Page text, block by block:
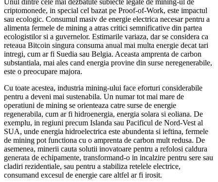
criptomonede, in special cel bazat pe Proof-of-Work, este impactul
sau ecologic. Consumul masiv de energie electrica necesar pentru a
alimenta fermele de mining a atras critici semnificative din partea
ecologistilor si a guvernelor. Estimarile variaza, dar se considera ca
reteaua Bitcoin singura consuma anual mai multa energie decat tari
intregi, cum ar fi Suedia sau Belgia. Aceasta amprenta de carbon
substantiala, mai ales cand energia provine din surse neregenerabile,
este o preocupare majora.
Cu toate acestea, industria mining-ului face eforturi considerabile
pentru a deveni mai sustenabila. Un numar tot mai mare de
operatiuni de mining se orienteaza catre surse de energie
regenerabila, cum ar fi hidroenergia, energia solara si eoliana. De
exemplu, in regiuni precum Islanda sau Pacificul de Nord-Vest al
SUA, unde energia hidroelectrica este abundenta si ieftina, fermele
de mining pot functiona cu o amprenta de carbon mult redusa. De
asemenea, minerii cauta solutii inovatoare pentru a refolosi caldura
generata de echipamente, transformand-o in incalzire pentru sere sau
cladiri rezidentiale, sau pentru a stabiliza retelele electrice,
consumand excesul de energie care altfel ar fi irosit.